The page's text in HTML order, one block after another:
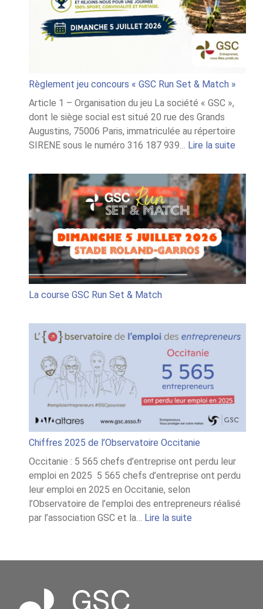
Règlement jeu concours « GSC Run Set & Match »
Article 1 – Organisation du jeu La société « GSC »,
dont le siège social est situé 20 rue des Grands
Augustins, 75006 Paris, immatriculée au répertoire
SIRENE sous le numéro 316 187 939… Lire la suite:
jeu
« GSC
Run
Set
&
Match
La course GSC Run Set & Match
Chiffres 2025 de l’Observatoire Occitanie
Occitanie : 5 565 chefs d’entreprise ont perdu leur
emploi en 2025 5 565 chefs d’entreprise ont perdu
leur emploi en 2025 en Occitanie, selon
l’Observatoire de l’emploi des entrepreneurs réalisé
par l’association GSC et la… Lire la suite:
de